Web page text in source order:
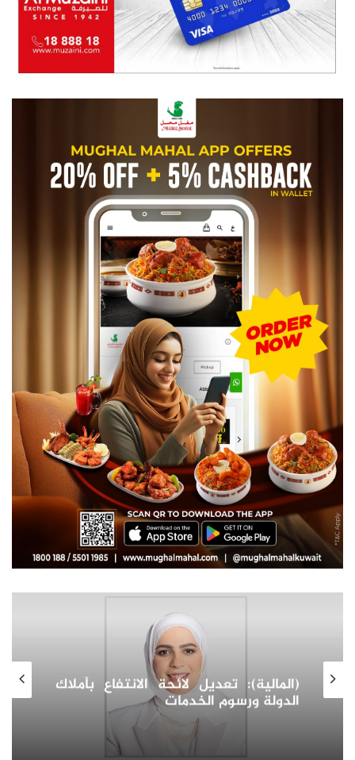
سوق العقارات في أوزبكستان:
استكشاف آفاق النمو والاستثمار
واتجاهات الطلب للعقارات كمرآة التحول